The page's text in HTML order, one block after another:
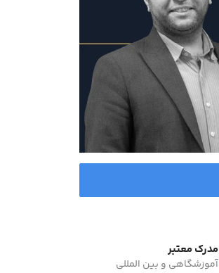
مدرک معتبر
آموزشگاهی و بین المللی